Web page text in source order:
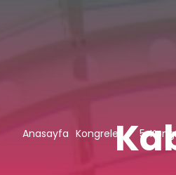
Anasayfa Kongreler 5.